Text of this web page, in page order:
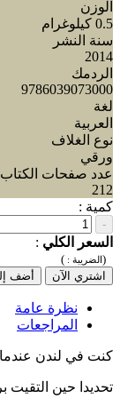
الوزن
0.5 كيلوغرام
سنة النشر
2014
الردمك
9786039073000
لغة
العربية
نوع الغلاف
ورقي
عدد صفحات الكتاب
212
كمية :
-
السعر الكلي :
(الضريبة : )
اشتري الآن
أضف
نظرة عامة
المراجعات
كنت في لندن
تحديدا حين التقيت